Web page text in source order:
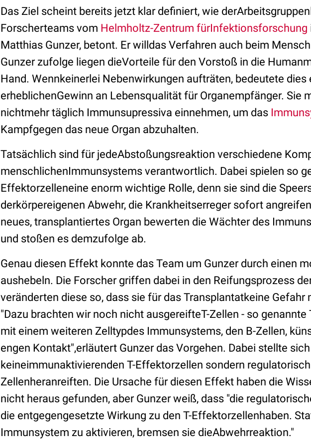
Das Ziel scheint bereits jetzt klar definiert, wie
Forscherteams vom Helmholtz-Zentrum fürInfektionsforschung
Matthias Gunzer, betont. Er willdas Verfahren auch beim
Gunzer zufolge liegen dieVorteile für den Vorstoß in die
Hand. Wennkeinerlei Nebenwirkungen aufträten, bedeutete dies
erheblichenGewinn an Lebensqualität für Organempfänger. Sie
nichtmehr täglich Immunsupressiva einnehmen, um das
Kampfgegen das neue Organ abzuhalten.
Tatsächlich sind für jedeAbstoßungsreaktion verschiedene
menschlichenImmunsystems verantwortlich. Dabei spielen so
Effektorzelleneine enorm wichtige Rolle, denn sie sind die
derkörpereigenen Abwehr, die Krankheitserreger sofort
neues, transplantiertes Organ bewerten die Wächter des
und stoßen es demzufolge ab.
Genau diesen Effekt konnte das Team um Gunzer durch einen
aushebeln. Die Forscher griffen dabei in den Reifungsprozess
veränderten diese so, dass sie für das Transplantatkeine Gefahr
"Dazu brachten wir noch nicht ausgereifteT-Zellen - so genannte
mit einem weiteren Zelltypdes Immunsystems, den B-Zellen,
engen Kontakt",erläutert Gunzer das Vorgehen. Dabei stellte
keineimmunaktivierenden T-Effektorzellen sondern
Zellenheranreiften. Die Ursache für diesen Effekt haben die
nicht heraus gefunden, aber Gunzer weiß, dass "die
die entgegengesetzte Wirkung zu den T-Effektorzellenhaben.
Immunsystem zu aktivieren, bremsen sie dieAbwehrreaktion."